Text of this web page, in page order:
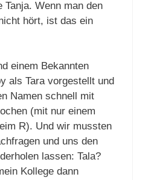
Tanja. Wenn man den
hört, ist das ein
einem Bekannten
als Tara vorgestellt und
Namen schnell mit
(mit nur einem
R). Und wir mussten
und uns den
lassen: Tala?
Kollege dann